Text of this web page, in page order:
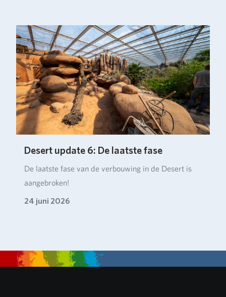
Desert update 6: De laatste fase
De laatste fase van de verbouwing in de Desert is
aangebroken!
24 juni 2026